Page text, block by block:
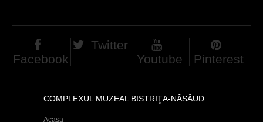
Facebook
Twitter
Youtube
Pinterest
COMPLEXUL MUZEAL BISTRIŢA-NĂSĂUD
Acasa